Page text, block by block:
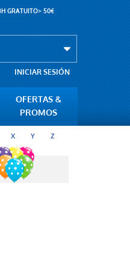
GRATUITO> 50€
INICIAR SESIÓN
OFERTAS &
PROMOS
X Y Z